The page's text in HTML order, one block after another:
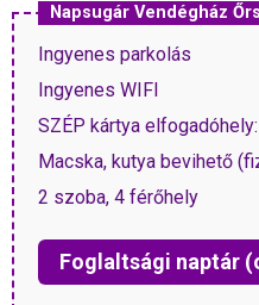
Napsugár Vendégház
Ingyenes parkolás
Ingyenes WIFI
SZÉP kártya elfogadóhely:
Macska, kutya bevihető
2 szoba, 4 férőhely
Foglaltsági naptár